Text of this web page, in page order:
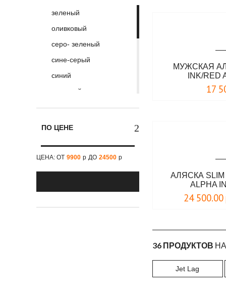
зеленый
оливковый
серо- зеленый
сине-серый
синий
стальной
темно-оливковый
красный
светло-зеленый
ПО ЦЕНЕ
ЦЕНА: ОТ 9900 р ДО 24500 р
МУЖСКАЯ
INK/RED
17
АЛЯСКА SLIM
ALPHA
24 500.00
36 ПРОДУКТОВ
Jet Lag